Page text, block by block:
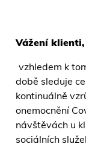
Váženíklienti,
vzhledem k
době sleduje
kontinuálně
onemocnění
návštěvách u
sociálních